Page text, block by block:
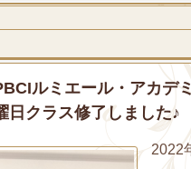
ルミエール・アカ
クラス修了しました♪
2022